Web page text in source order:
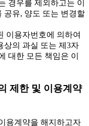
경우를 제외하고는 이
공유, 양도 또는 변경할
이용자번호에 의하여
상의 과실 또는 제3자
대한 모든 책임은 이
제한 및 이용계약
용계약을 해지하고자